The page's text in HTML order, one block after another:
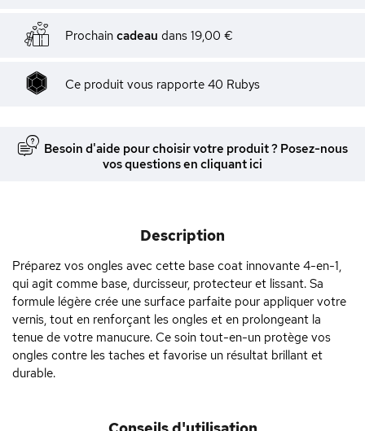
Prochain cadeau dans 19,00 €
Ce produit vous rapporte 40 Rubys
Besoin d'aide pour choisir votre produit ? Posez-nous
vos questions en cliquant ici
Description
Préparez vos ongles avec cette base coat innovante 4-en-1,
qui agit comme base, durcisseur, protecteur et lissant. Sa
formule légère crée une surface parfaite pour appliquer votre
vernis, tout en renforçant les ongles et en prolongeant la
tenue de votre manucure. Ce soin tout-en-un protège vos
ongles contre les taches et favorise un résultat brillant et
durable.